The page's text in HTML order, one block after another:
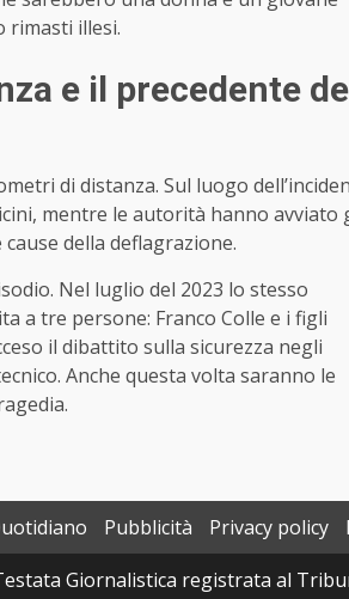
rimasti illesi.
e il precedente
di distanza. Sul luogo
mentre le autorità hanno avviato
della deflagrazione.
Nel luglio del 2023 lo stesso
a tre persone: Franco Colle e i figli
il dibattito sulla sicurezza negli
Anche questa volta saranno le
Pubblicità Privacy policy
Giornalistica registrata al